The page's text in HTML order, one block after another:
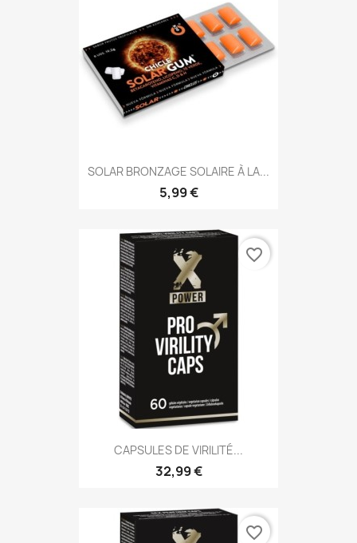
SOLAR BRONZAGE SOLAIRE À LA...
5,99 €
CAPSULES DE VIRILITÉ...
32,99 €
favorite_border
favorite_border